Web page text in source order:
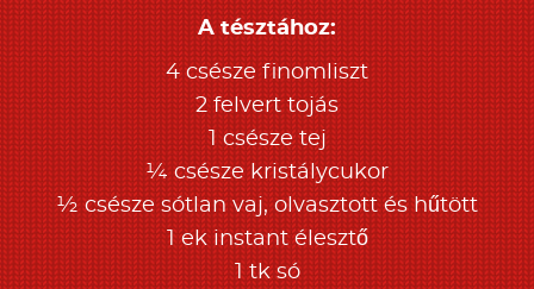
A tésztához:
4 csésze finomliszt
2 felvert tojás
1 csésze tej
¼ csésze kristálycukor
½ csésze sótlan vaj, olvasztott és hűtött
1 ek instant élesztő
1 tk só